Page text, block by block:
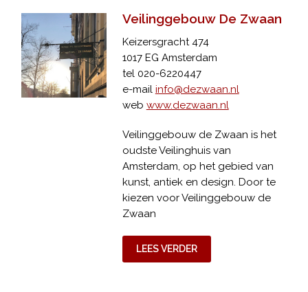
Veilinggebouw De Zwaan
Keizersgracht 474
1017 EG Amsterdam
tel 020-6220447
e-mail info@dezwaan.nl
web www.dezwaan.nl
Veilinggebouw de Zwaan is het
oudste Veilinghuis van
Amsterdam, op het gebied van
kunst, antiek en design. Door te
kiezen voor Veilinggebouw de
Zwaan
LEES VERDER